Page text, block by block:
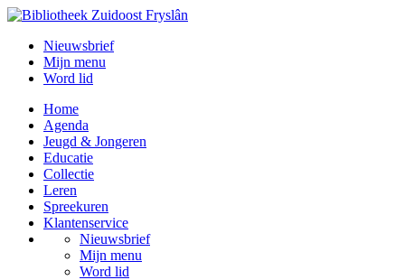
Nieuwsbrief
Mijn menu
Word lid
Home
Agenda
Jeugd & Jongeren
Educatie
Collectie
Leren
Spreekuren
Klantenservice
Nieuwsbrief
Mijn menu
Word lid